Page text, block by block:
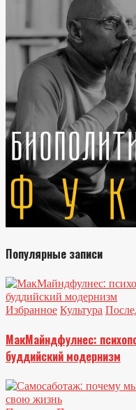
Популярные записи
Избранное Культура
МакМайндфулнес:
буддийский модернизм